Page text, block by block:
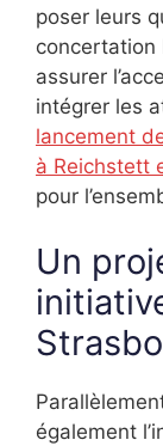
poser leurs
concertation
assurer
intégrer les
lancement
à Reichstett
pour
Un
également